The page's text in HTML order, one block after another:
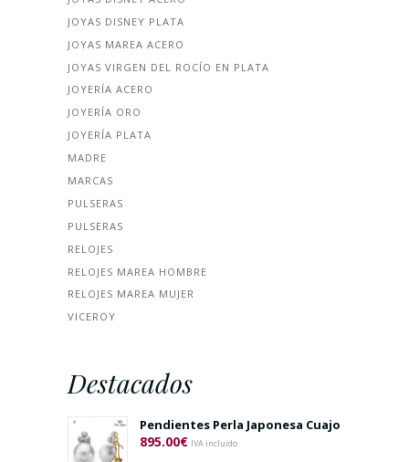
JOYAS DISNEY PLATA
JOYAS MAREA ACERO
JOYAS VIRGEN DEL ROCÍO EN PLATA
JOYERÍA ACERO
JOYERÍA ORO
JOYERÍA PLATA
MADRE
MARCAS
PULSERAS
PULSERAS
RELOJES
RELOJES MAREA HOMBRE
RELOJES MAREA MUJER
VICEROY
Destacados
Pendientes Perla Japonesa Cuajo
895.00€ IVA incluido